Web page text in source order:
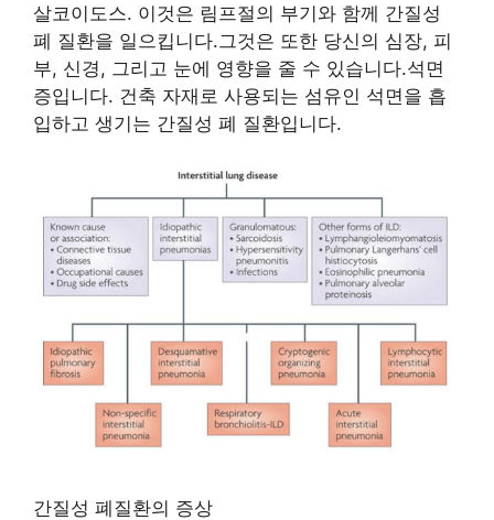
살코이도스. 이것은 림프절의 부기와 함께 간질성
폐 질환을 일으킵니다.그것은 또한 당신의 심장, 피
부, 신경, 그리고 눈에 영향을 줄 수 있습니다.석면
증입니다. 건축 자재로 사용되는 섬유인 석면을 흡
입하고 생기는 간질성 폐 질환입니다.
간질성 폐질환의 증상